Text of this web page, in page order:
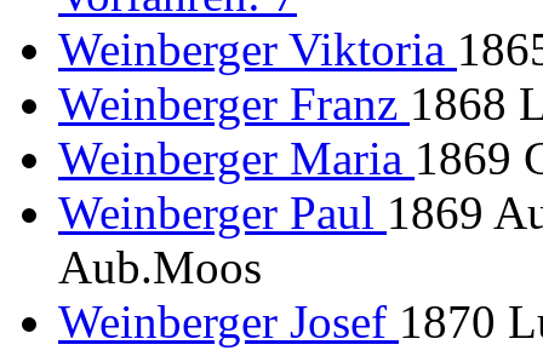
Weinberger Viktoria
Weinberger Franz 1868
Weinberger Maria 1869
Weinberger Paul 1869
Aub.Moos
Weinberger Josef 1870